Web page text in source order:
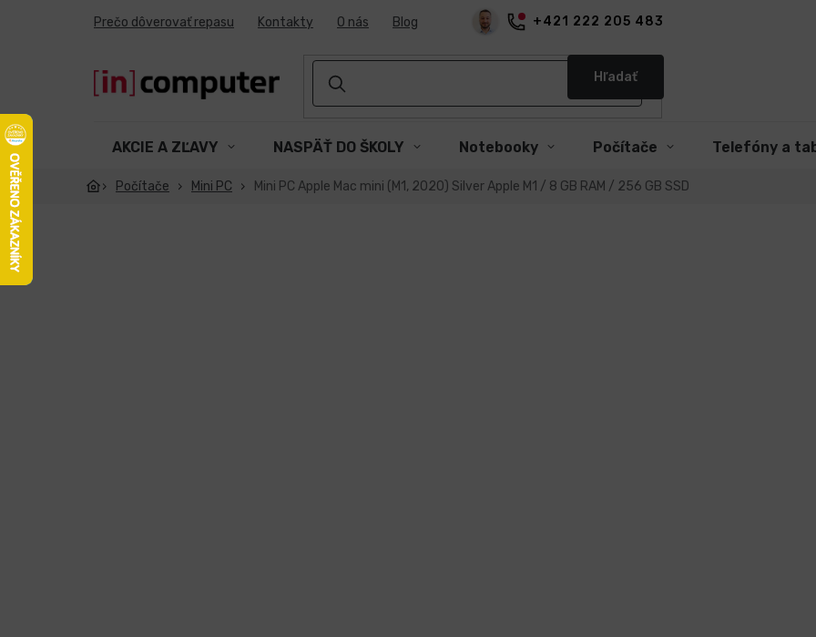
+421 222 205 483
Prečo dôverovať repasu Kontakty O nás Blog
Hľadať
AKCIE A ZĽAVY NASPÄŤ DO ŠKOLY Notebooky Počítače Telefóny a
Počítače Mini PC Mini PC Apple Mac mini (M1, 2020) Silver Apple M1 / 8 GB RAM / 256 GB SSD